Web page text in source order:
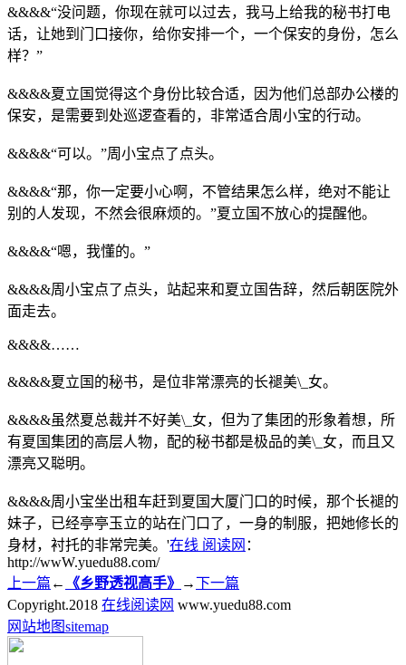
&&&&“没问题，你现在就可以过去，我马上给我的秘书打电
话，让她到门口接你，给你安排一个，一个保安的身份，怎么
样？”
&&&&夏立国觉得这个身份比较合适，因为他们总部办公楼的
保安，是需要到处巡逻查看的，非常适合周小宝的行动。
&&&&“可以。”周小宝点了点头。
&&&&“那，你一定要小心啊，不管结果怎么样，绝对不能让
别的人发现，不然会很麻烦的。”夏立国不放心的提醒他。
&&&&“嗯，我懂的。”
&&&&周小宝点了点头，站起来和夏立国告辞，然后朝医院外
面走去。
&&&&……
&&&&夏立国的秘书，是位非常漂亮的长褪美\_女。
&&&&虽然夏总裁并不好美\_女，但为了集团的形象着想，所
有夏国集团的高层人物，配的秘书都是极品的美\_女，而且又
漂亮又聪明。
&&&&周小宝坐出租车赶到夏国大厦门口的时候，那个长褪的
妹子，已经亭亭玉立的站在门口了，一身的制服，把她修长的
身材，衬托的非常完美。'在线 阅读网 ：
http://wwW.yuedu88.com/
上一篇 ← 《乡野透视高手》 →下一篇
Copyright.2018 在线阅读网 www.yuedu88.com
网站地图sitemap